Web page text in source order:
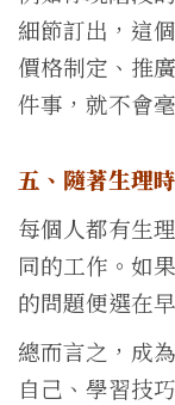
細節訂出，這
價格制定、推
件事，就不會
五、隨著生理
每個人都有生
同的工作。如
的問題便選在
總而言之，成
自己、學習技